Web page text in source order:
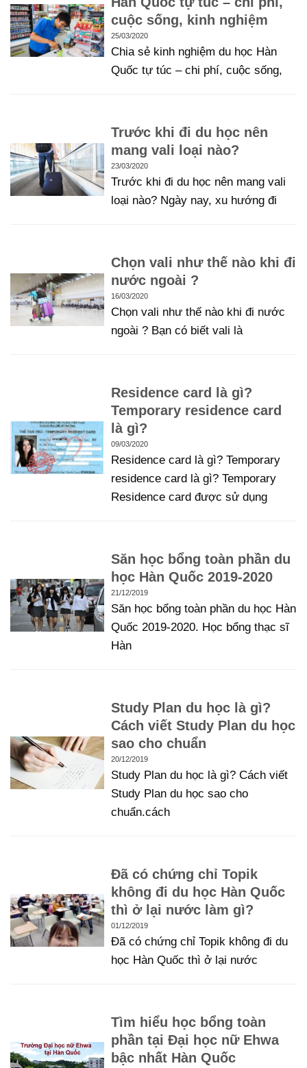
cuộc sống, kinh nghiệm
25/03/2020
Chia sẻ kinh nghiệm du học Hàn
Quốc tự túc – chi phí, cuộc sống,
Trước khi đi du học nên
mang vali loại nào?
23/03/2020
Trước khi đi du học nên mang vali
loại nào? Ngày nay, xu hướng đi
Chọn vali như thế nào khi đi
nước ngoài ?
16/03/2020
Chọn vali như thế nào khi đi nước
ngoài ? Bạn có biết vali là
Residence card là gì?
Temporary residence card
là gì?
09/03/2020
Residence card là gì? Temporary
residence card là gì? Temporary
Residence card được sử dụng
Săn học bổng toàn phần du
học Hàn Quốc 2019-2020
21/12/2019
Săn học bổng toàn phần du học Hàn
Quốc 2019-2020. Học bổng thạc sĩ
Hàn
Study Plan du học là gì?
Cách viết Study Plan du học
sao cho chuẩn
20/12/2019
Study Plan du học là gì? Cách viết
Study Plan du học sao cho
chuẩn.cách
Đã có chứng chỉ Topik
không đi du học Hàn Quốc
thì ở lại nước làm gì?
01/12/2019
Đã có chứng chỉ Topik không đi du
học Hàn Quốc thì ở lại nước
Tìm hiểu học bổng toàn
phần tại Đại học nữ Ehwa
bậc nhất Hàn Quốc